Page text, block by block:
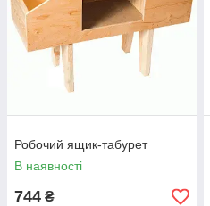
Робочий ящик-табурет
В наявності
744 ₴